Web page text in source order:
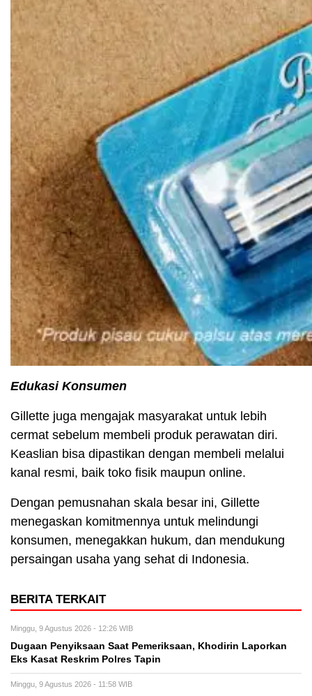
Edukasi Konsumen
Gillette juga mengajak masyarakat untuk lebih
cermat sebelum membeli produk perawatan diri.
Keaslian bisa dipastikan dengan membeli melalui
kanal resmi, baik toko fisik maupun online.
Dengan pemusnahan skala besar ini, Gillette
menegaskan komitmennya untuk melindungi
konsumen, menegakkan hukum, dan mendukung
persaingan usaha yang sehat di Indonesia.
BERITA TERKAIT
Minggu, 9 Agustus 2026 - 12:26 WIB
Dugaan Penyiksaan Saat Pemeriksaan, Khodirin Laporkan
Eks Kasat Reskrim Polres Tapin
Minggu, 9 Agustus 2026 - 11:58 WIB